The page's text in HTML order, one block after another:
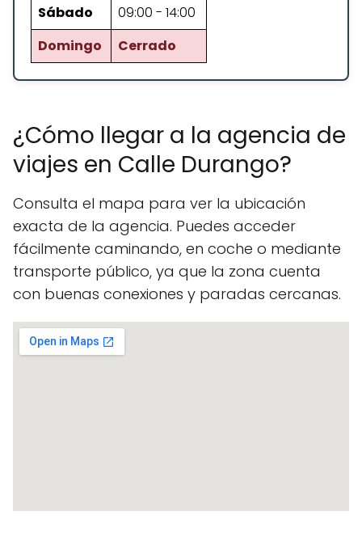
Sábado
09:00 - 14:00
Domingo
Cerrado
¿Cómo llegar a la agencia de
viajes en Calle Durango?
Consulta el mapa para ver la ubicación
exacta de la agencia. Puedes acceder
fácilmente caminando, en coche o mediante
transporte público, ya que la zona cuenta
con buenas conexiones y paradas cercanas.